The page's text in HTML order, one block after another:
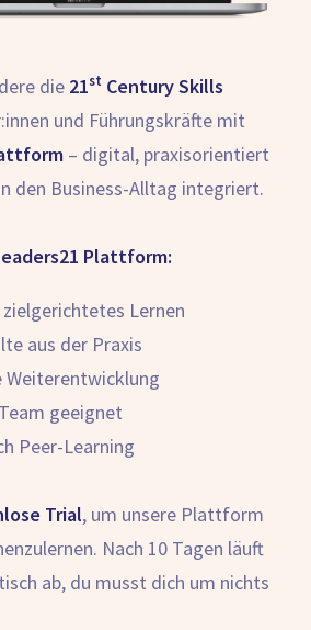
die 21st Century Skills
und Führungskräfte mit
– digital, praxisorientiert
den Business-Alltag integriert.
Plattform:
Lernen
aus der Praxis
Weiterentwicklung
geeignet
Peer-Learning
Trial, um unsere Plattform
Nach 10 Tagen läuft
ab, du musst dich um nichts